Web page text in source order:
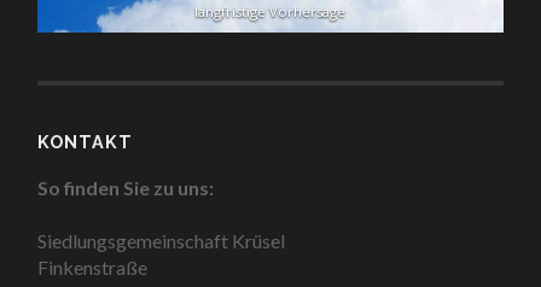
langfristige Vorhersage
KONTAKT
So finden Sie zu uns:
Siedlungsgemeinschaft Krüsel
Finkenstraße